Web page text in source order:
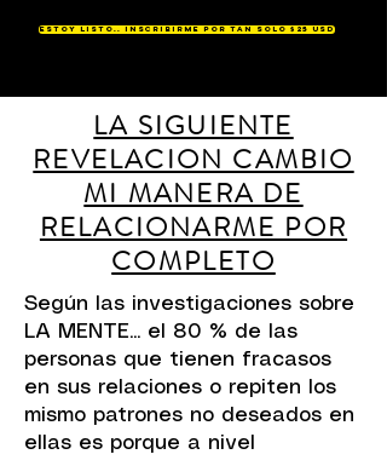
ESTOY LISTO.. INSCRIBIRME POR TAN SOLO $25 USD
LA SIGUIENTE
REVELACION CAMBIO
MI MANERA DE
RELACIONARME POR
COMPLETO
Según las investigaciones sobre
LA MENTE... el 80 % de las
personas que tienen fracasos
en sus relaciones o repiten los
mismo patrones no deseados en
ellas es porque a nivel